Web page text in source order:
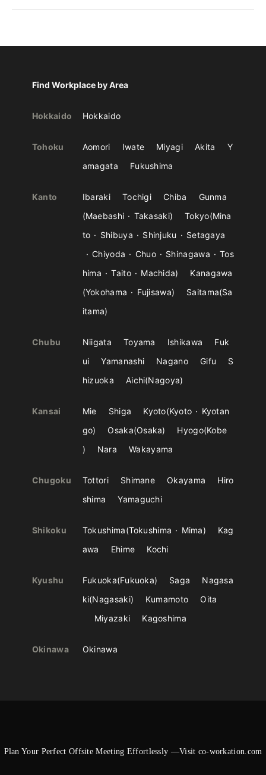
Find Workplace by Area
Hokkaido Hokkaido
Tohoku Aomori Iwate Miyagi Akita
Y
amagata
Fukushima
Kanto Ibaraki Tochigi Chiba
Gunma
Maebashi
Takasaki Tokyo Mina
to
Shibuya Shinjuku
Setagaya
Chiyoda
Chuo Shinagawa
Tos
hima
Taito Machida
Kanagawa
Yokohama
Fujisawa Saitama Sa
itama
Chubu Niigata Toyama Ishikawa
Fuk
ui
Yamanashi Nagano Gifu
S
hizuoka
Aichi Nagoya
Kansai Mie Shiga Kyoto Kyoto
Kyotan
go
Osaka Osaka Hyogo Kobe
Nara
Wakayama
Chugoku Tottori Shimane Okayama
Hiro
shima
Yamaguchi
Shikoku Tokushima Tokushima Mima
Kag
awa
Ehime Kochi
Kyushu Fukuoka Fukuoka Saga
Nagasa
ki Nagasaki Kumamoto
Oita
Miyazaki
Kagoshima
Okinawa Okinawa
Plan Your Perfect Offsite Meeting Effortlessly —Visit co-workation.com